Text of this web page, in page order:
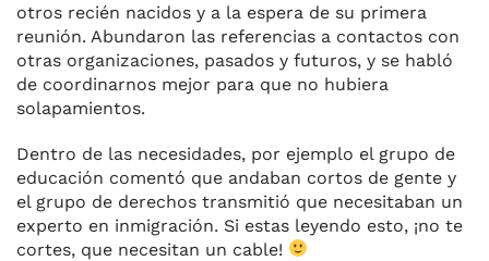
otros recién nacidos y a la espera de su primera
reunión. Abundaron las referencias a contactos con
otras organizaciones, pasados y futuros, y se habló
de coordinarnos mejor para que no hubiera
solapamientos.
Dentro de las necesidades, por ejemplo el grupo de
educación comentó que andaban cortos de gente y
el grupo de derechos transmitió que necesitaban un
experto en inmigración. Si estas leyendo esto, ¡no te
cortes, que necesitan un cable!